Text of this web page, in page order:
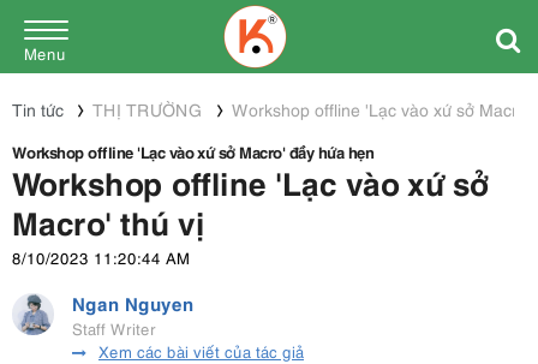
Menu
Tin tức THỊ TRƯỜNG
Workshop offline 'Lạc vào xứ sở Macro'
Workshop offline 'Lạc vào xứ sở Macro' đầy hứa hẹn
Workshop offline 'Lạc vào xứ sở
Macro' thú vị
8/10/2023 11:20:44 AM
Ngan Nguyen
Staff Writer
Xem các bài viết của tác giả